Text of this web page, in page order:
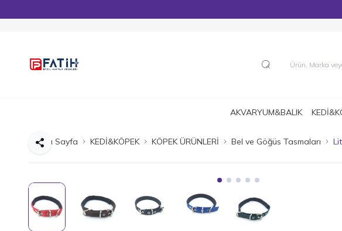
AKVARYUM&BALIK
Ana Sayfa KEDİ&KÖPEK KÖPEK ÜRÜNLERİ Bel ve Göğüs Tasmaları
Paylaş